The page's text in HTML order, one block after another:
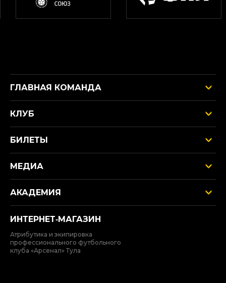
ГЛАВНАЯ КОМАНДА
КЛУБ
БИЛЕТЫ
МЕДИА
АКАДЕМИЯ
ИНТЕРНЕТ‑МАГАЗИН
Атрибутика и экипировка
профессионального футбольного
клуба «Арсенал» Тула